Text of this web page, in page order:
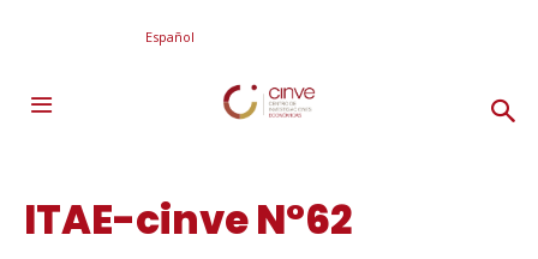
Español
ITAE-cinve N°62